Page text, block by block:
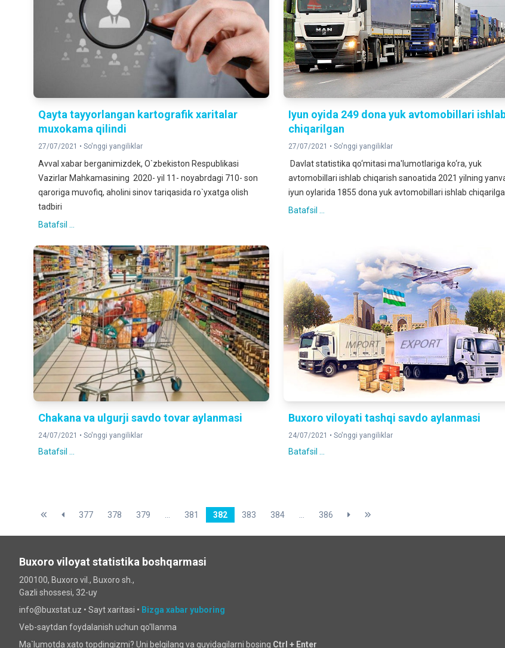
Qayta tayyorlangan kartografik xaritalar
muxokama qilindi
27/07/2021 • So'nggi yangiliklar
Avval xabar berganimizdek, O`zbekiston Respublikasi
Vazirlar Mahkamasining 2020- yil 11- noyabrdagi 710- son
qaroriga muvofiq, aholini sinov tariqasida ro`yxatga olish
tadbiri
Batafsil ...
Iyun oyida 249 dona yuk avtomobillari
chiqarilgan
27/07/2021 • So'nggi yangiliklar
Davlat statistika qo‘mitasi ma'lumotlariga ko‘ra, yuk
avtomobillari ishlab chiqarish sanoatida 2021 yilning
iyun oylarida 1855 dona yuk avtomobillari ishlab
Batafsil ...
Chakana va ulgurji savdo tovar aylanmasi
24/07/2021 • So'nggi yangiliklar
Batafsil ...
Buxoro viloyati tashqi savdo aylanmasi
24/07/2021 • So'nggi yangiliklar
Batafsil ...
377 378 379 381 382 383 384 386
Buxoro viloyat statistika boshqarmasi
200100, Buxoro vil., Buxoro sh.,
Gazli shossesi, 32-uy
info@buxstat.uz • Sayt xaritasi • Bizga xabar yuboring
Veb-saytdan foydalanish uchun qo'llanma
Ma`lumotda xato topdingizmi? Uni belgilang va quyidagilarni bosing Ctrl + Enter